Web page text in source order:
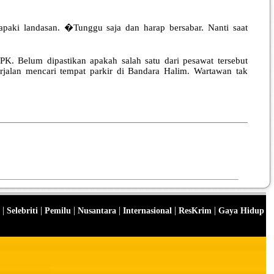
landasan. �Tunggu saja dan harap bersabar. Nanti saat
Belum dipastikan apakah salah satu dari pesawat tersebut
mencari tempat parkir di Bandara Halim. Wartawan tak
| Selebriti | Pemilu | Nusantara| Internasional | ResKrim | Gaya Hidup